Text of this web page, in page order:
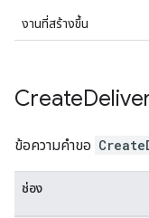
งานที่สร้างขึ้น
Create
ข้อความคำขอ
ช่อง